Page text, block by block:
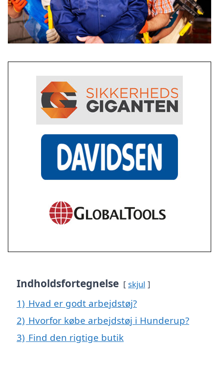
Indholdsfortegnelse skjul
1) Hvad er godt arbejdstøj?
2) Hvorfor købe arbejdstøj i Hunderup?
3) Find den rigtige butik